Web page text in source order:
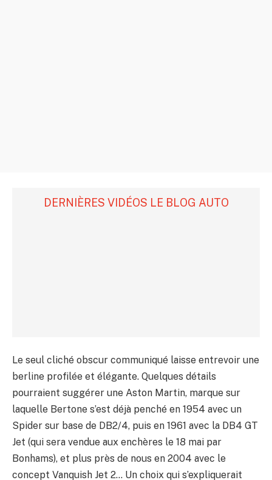
DERNIÈRES VIDÉOS LE BLOG AUTO
Le seul cliché obscur communiqué laisse entrevoir une
berline profilée et élégante. Quelques détails
pourraient suggérer une Aston Martin, marque sur
laquelle Bertone s’est déjà penché en 1954 avec un
Spider sur base de DB2/4, puis en 1961 avec la DB4 GT
Jet (qui sera vendue aux enchères le 18 mai par
Bonhams), et plus près de nous en 2004 avec le
concept Vanquish Jet 2… Un choix qui s’expliquerait